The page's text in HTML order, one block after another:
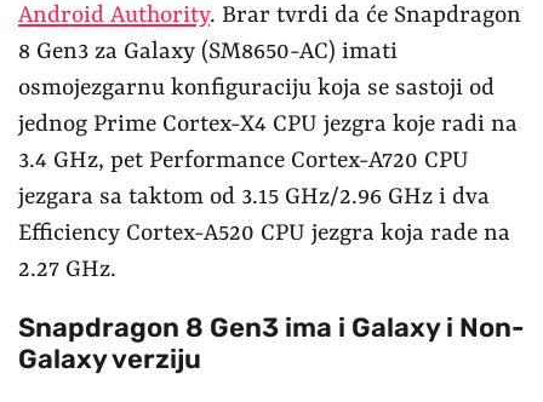
Android Authority. Brar tvrdi da će Snapdragon
8 Gen3 za Galaxy (SM8650-AC) imati
osmojezgarnu konfiguraciju koja se sastoji od
jednog Prime Cortex-X4 CPU jezgra koje radi na
3.4 GHz, pet Performance Cortex-A720 CPU
jezgara sa taktom od 3.15 GHz/2.96 GHz i dva
Efficiency Cortex-A520 CPU jezgra koja rade na
2.27 GHz.
Snapdragon 8 Gen3 ima i Galaxy i Non-
Galaxy verziju